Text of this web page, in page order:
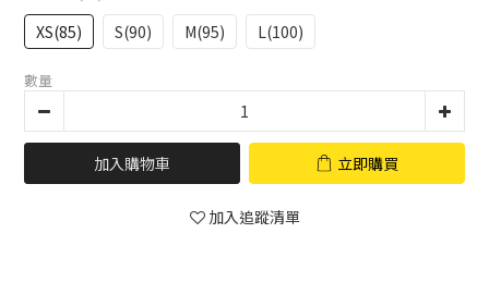
XS(85) S(90) M(95) L(100)
數量
加入購物車 立即購買
加入追蹤清單